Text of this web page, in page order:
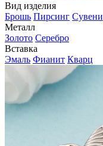
Вид изделия
Брошь Пирсинг
Металл
Золото Серебро
Вставка
Эмаль Фианит Кварц